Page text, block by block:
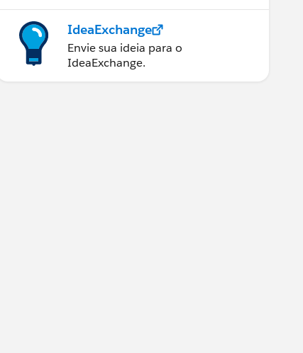
IdeaExchange
Envie sua ideia para o
IdeaExchange.